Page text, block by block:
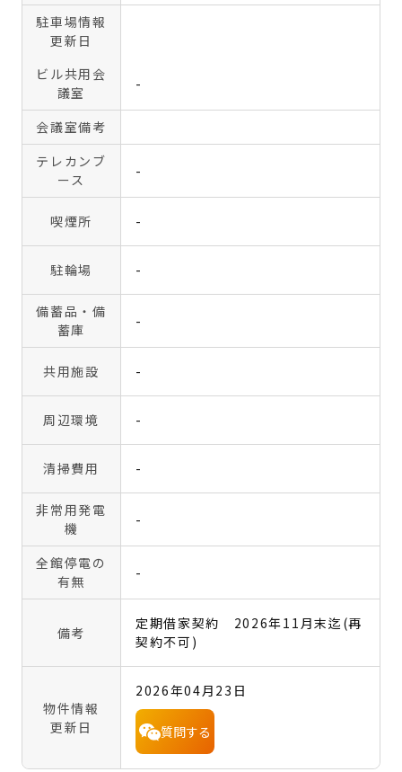
駐車場情報
更新日
ビル共用会
議室
-
会議室備考
テレカンブ
ース
-
喫煙所 -
駐輪場 -
備蓄品・備
蓄庫
-
共用施設 -
周辺環境 -
清掃費用 -
非常用発電
機
-
全館停電の
有無
-
備考
定期借家契約 2026年11月末迄(再
契約不可)
物件情報
更新日
2026年04月23日
質問する